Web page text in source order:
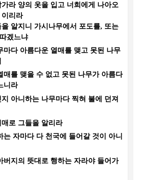
라 양의 옷을 입고 너희에게 나아오
이리라
알지니 가시나무에서 포도를, 또는
겠느냐
마다 아름다운 열매를 맺고 못된 나무
매를 맺을 수 없고 못된 나무가 아름다
니라
아니하는 나무마다 찍혀 불에 던져
로 그들을 알리라
는 자마다 다 천국에 들어갈 것이 아니
버지의 뜻대로 행하는 자라야 들어가